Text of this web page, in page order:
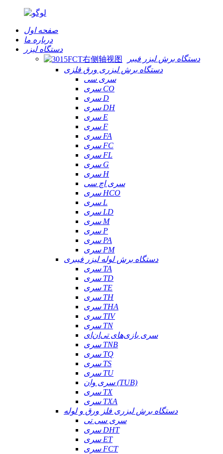
صفحه اول
درباره ما
دستگاه لیزر
دستگاه برش لیزر فیبر
دستگاه برش لیزری ورق فلزی
سری سی
سری CO
سری D
سری DH
سری E
سری F
سری FA
سری FC
سری FL
سری G
سری H
سری اچ سی
سری HCO
سری L
سری LD
سری M
سری P
سری PA
سری PM
دستگاه برش لوله لیزر فیبری
سری TA
سری TD
سری TE
سری TH
سری THA
سری TIV
سری TN
سری بازی‌های تی‌ان‌ای
سری TNB
سری TQ
سری TS
سری TU
سری وان (TUB)
سری TX
سری TXA
دستگاه برش لیزری فلز ورق و لوله
سری سی تی
سری DHT
سری ET
سری FCT